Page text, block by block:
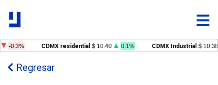
-0.3% CDMX residential $ 10.40 0.1% CDMX Industrial $ 10.38
Regresar